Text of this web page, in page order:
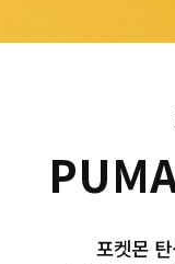
포켓몬